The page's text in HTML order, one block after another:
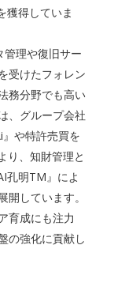
獲得していま
管理や復旧サー
受けたフォレン
務分野でも高い
、グループ会社
や特許売買を
り、知財管理と
孔明TM』によ
しています。
育成にも注力
の強化に貢献し